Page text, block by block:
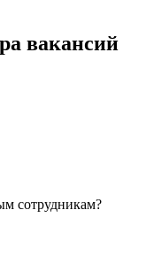
вакансий
сотрудникам?